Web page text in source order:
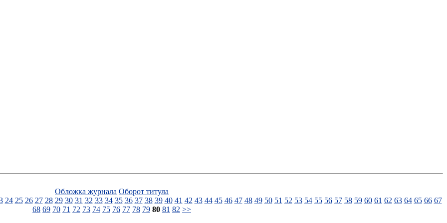
Обложка журнала Оборот титула
24 25 26 27 28 29 30 31 32 33 34 35 36 37 38 39 40 41 42 43 44 45 46 47 48 49 50 51 52 53 54 55 56 57 58 59 60 61 62 63 64 65 66 67
68 69 70 71 72 73 74 75 76 77 78 79 80 81 82 >>